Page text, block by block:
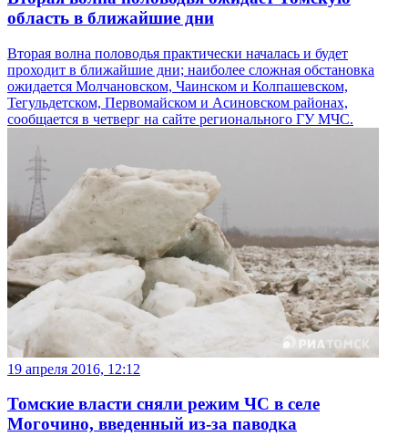
область в ближайшие дни
Вторая волна половодья практически началась и будет
проходит в ближайшие дни; наиболее сложная обстановка
ожидается Молчановском, Чаинском и Колпашевском,
Тегульдетском, Первомайском и Асиновском районах,
сообщается в четверг на сайте регионального ГУ МЧС.
19 апреля 2016, 12:12
Томские власти сняли режим ЧС в селе
Могочино, введенный из-за паводка